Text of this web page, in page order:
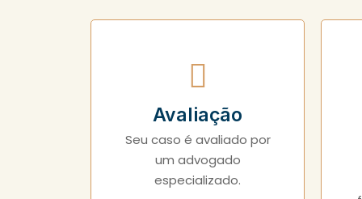
Avaliação
Seu caso é avaliado por
um advogado
especializado.